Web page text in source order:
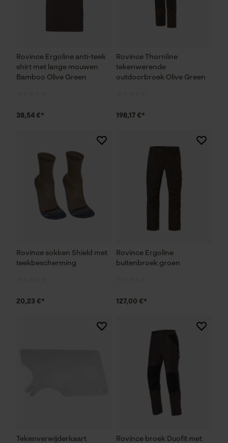
Rovince Ergoline anti-teek
shirt met lange mouwen
Bamboo Olive Green
38,54 €*
Rovince Thornline
tekenwerende
outdoorbroek Olive Green
198,17 €*
Rovince sokken Shield met
teekbescherming
20,23 €*
Rovince Ergoline
buitenbroek groen
127,00 €*
Tekenverwijderkaart
Rovince broek Duofit met